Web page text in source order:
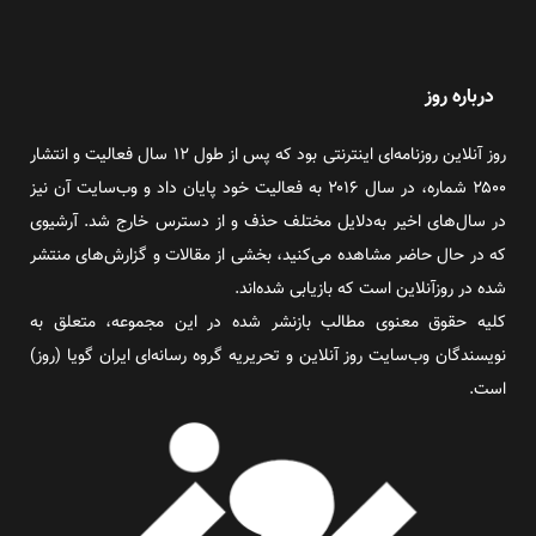
درباره روز
روز آنلاین روزنامه‌ای اینترنتی بود که پس از طول ۱۲ سال فعالیت و انتشار
۲۵۰۰ شماره، در سال ۲۰۱۶ به فعالیت خود پایان داد و وب‌سایت آن نیز
در سال‌های اخیر به‌دلایل مختلف حذف و از دسترس خارج شد. آرشیوی
که در حال حاضر مشاهده می‌کنید، بخشی از مقالات و گزارش‌های منتشر
شده در روزآنلاین است که بازیابی شده‌اند.
کلیه حقوق معنوی مطالب بازنشر شده در این مجموعه، متعلق به
نویسندگان وب‌سایت روز آنلاین و تحریریه گروه رسانه‌ای ایران گویا (روز)
است.